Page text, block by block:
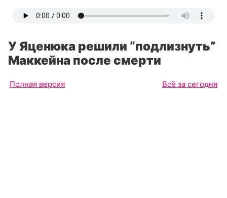
У Яценюка решили “подлизнуть”
Маккейна после смерти
Полная версия Всё за сегодня